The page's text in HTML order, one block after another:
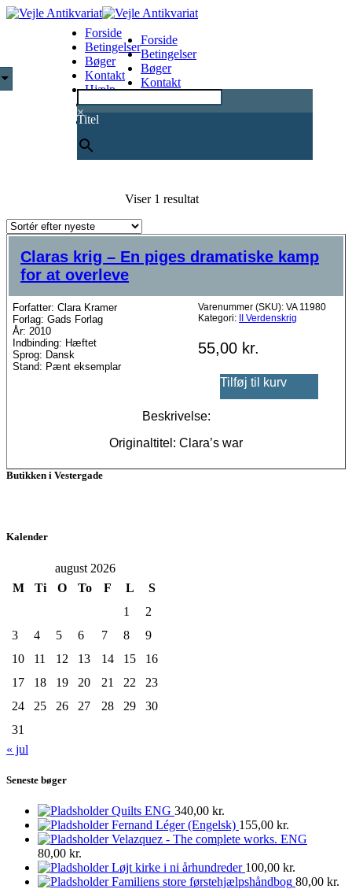
×
Titel
Forside
Betingelser
Bøger
Kontakt
Hjælp
0
Forside
Betingelser
Bøger
Kontakt
Viser 1 resultat
Claras krig – En piges dramatiske kamp
for at overleve
Forfatter: Clara Kramer
Forlag: Gads Forlag
År: 2010
Indbinding: Hæftet
Sprog: Dansk
Stand: Pænt eksemplar
Varenummer (SKU): VA 11980
Kategori:
II Verdenskrig
55,00 kr.
Tilføj til kurv
Beskrivelse:
Originaltitel: Clara’s war
Butikken i Vestergade
Kalender
august 2026
M
Ti O To F L
S
1
2
3
4 5 6 7 8
9
10
11 12 13 14 15
16
17
18 19 20 21 22
23
24
25 26 27 28 29
30
31
« jul
Seneste bøger
Quilts ENG 340,00 kr.
Fernand Léger (Engelsk) 155,00 kr.
Velazquez - The complete works. ENG
80,00 kr.
Løjt kirke i ni århundreder 100,00 kr.
Familiens store førstehjælpshåndbog 80,00 kr.